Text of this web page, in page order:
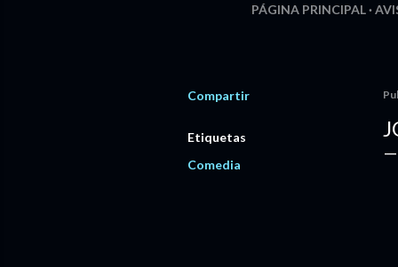
PÁGINA PRINCIPAL
Compartir
Etiquetas
Comedia